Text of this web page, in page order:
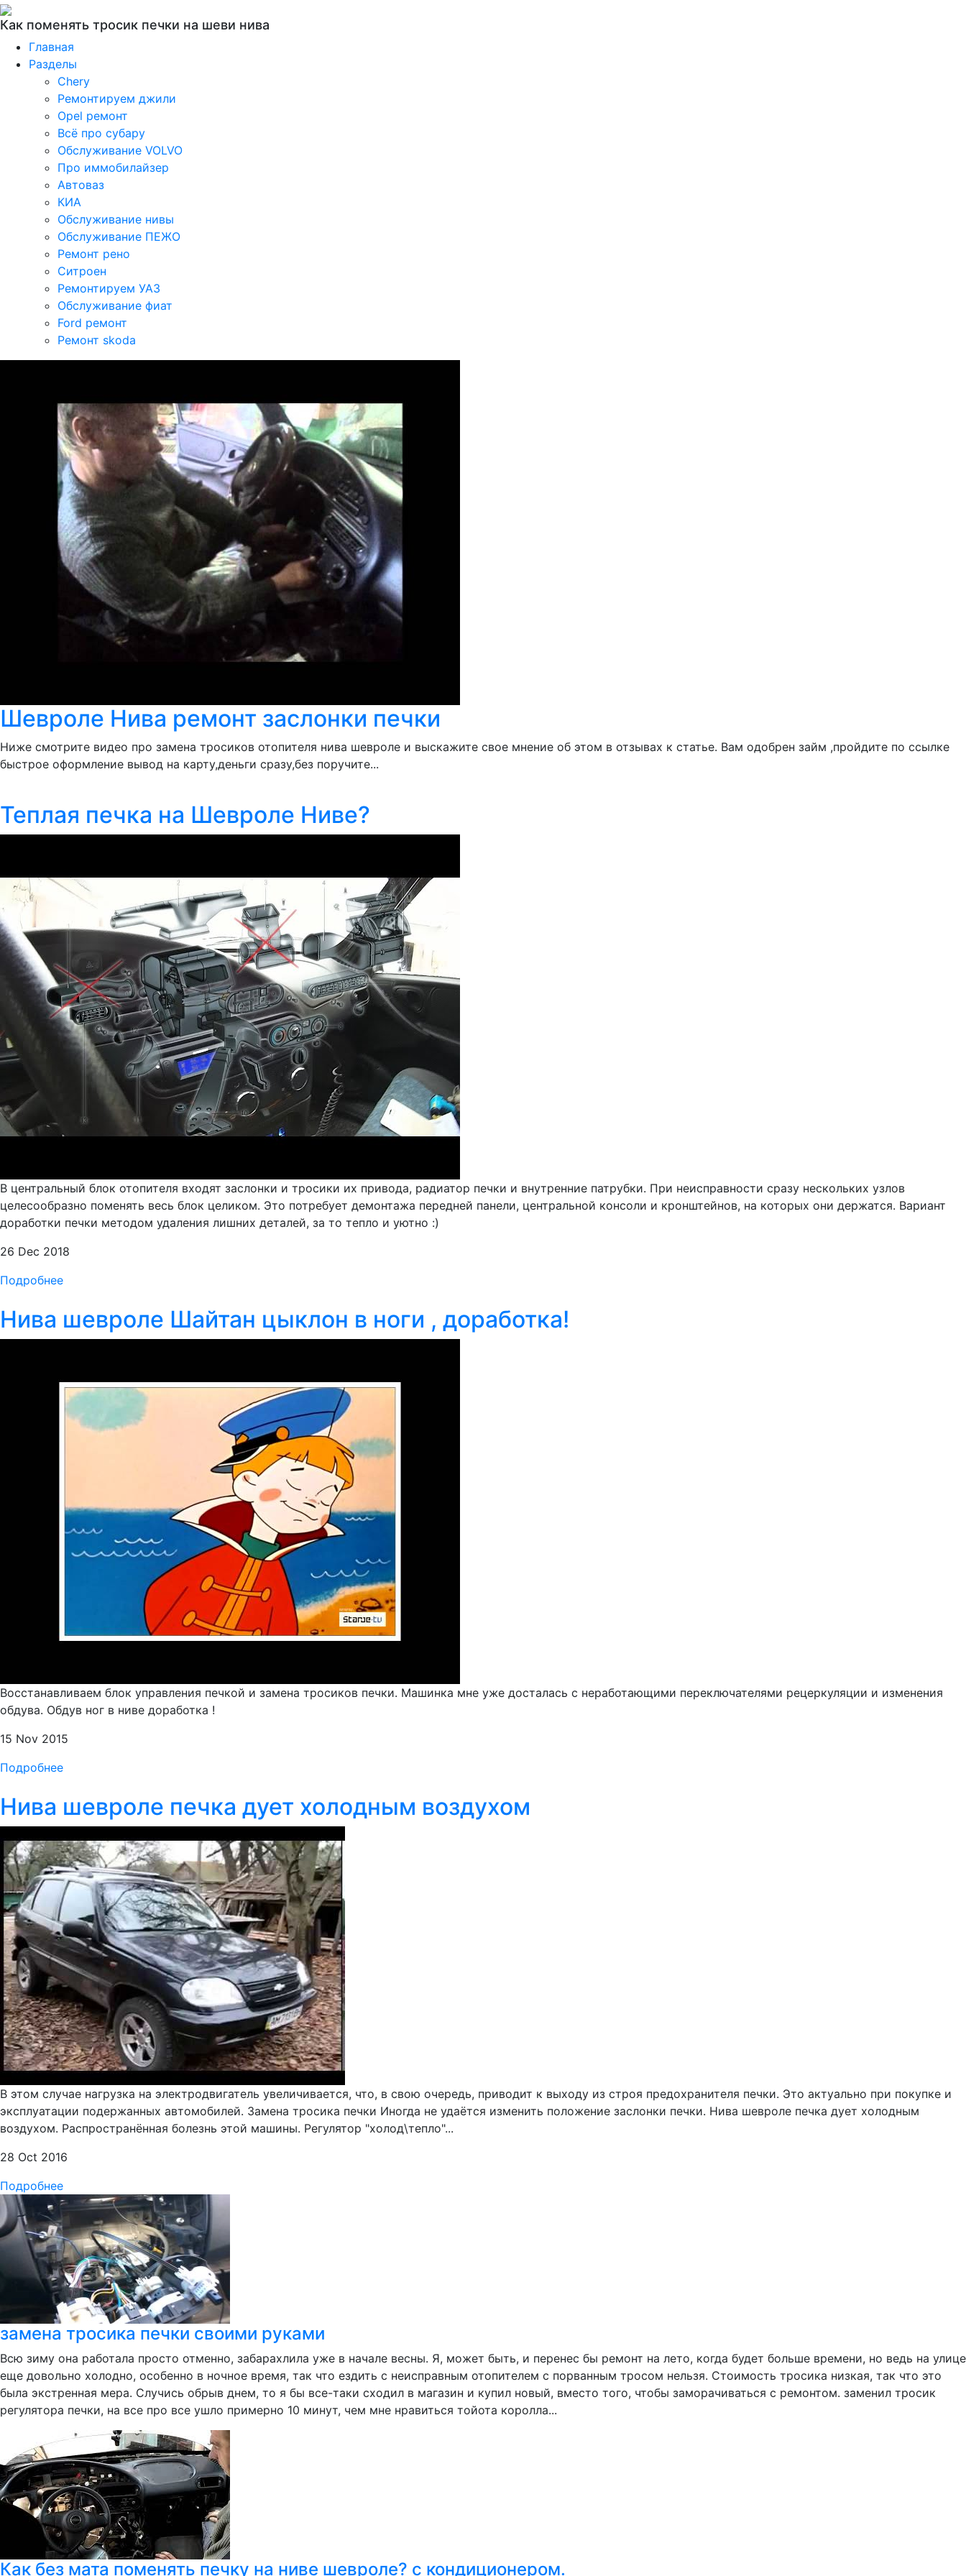
Как поменять тросик печки на шеви нива
Главная
Разделы
Chery
Ремонтируем джили
Opel ремонт
Всё про субару
Обслуживание VOLVO
Про иммобилайзер
Автоваз
КИА
Обслуживание нивы
Обслуживание ПЕЖО
Ремонт рено
Ситроен
Ремонтируем УАЗ
Обслуживание фиат
Ford ремонт
Ремонт skoda
Шевроле Нива ремонт заслонки печки
Ниже смотрите видео про замена тросиков отопителя нива шевроле и выскажите свое мнение об этом в отзывах к статье. Вам одобрен займ ,пройдите по ссылке
быстрое оформление вывод на карту,деньги сразу,без поручите...
Теплая печка на Шевроле Ниве?
В центральный блок отопителя входят заслонки и тросики их привода, радиатор печки и внутренние патрубки. При неисправности сразу нескольких узлов
целесообразно поменять весь блок целиком. Это потребует демонтажа передней панели, центральной консоли и кронштейнов, на которых они держатся. Вариант
доработки печки методом удаления лишних деталей, за то тепло и уютно :)
26 Dec 2018
Подробнее
Нива шевроле Шайтан цыклон в ноги , доработка!
Восстанавливаем блок управления печкой и замена тросиков печки. Машинка мне уже досталась с неработающими переключателями рецеркуляции и изменения
обдува. Обдув ног в ниве доработка !
15 Nov 2015
Подробнее
Нива шевроле печка дует холодным воздухом
В этом случае нагрузка на электродвигатель увеличивается, что, в свою очередь, приводит к выходу из строя предохранителя печки. Это актуально при покупке и
эксплуатации подержанных автомобилей. Замена тросика печки Иногда не удаётся изменить положение заслонки печки. Нива шевроле печка дует холодным
воздухом. Распространённая болезнь этой машины. Регулятор "холод\тепло"...
28 Oct 2016
Подробнее
замена тросика печки своими руками
Всю зиму она работала просто отменно, забарахлила уже в начале весны. Я, может быть, и перенес бы ремонт на лето, когда будет больше времени, но ведь на улице
еще довольно холодно, особенно в ночное время, так что ездить с неисправным отопителем с порванным тросом нельзя. Стоимость тросика низкая, так что это
была экстренная мера. Случись обрыв днем, то я бы все-таки сходил в магазин и купил новый, вместо того, чтобы заморачиваться с ремонтом. заменил тросик
регулятора печки, на все про все ушло примерно 10 минут, чем мне нравиться тойота королла...
Как без мата поменять печку на ниве шевроле? с кондиционером.